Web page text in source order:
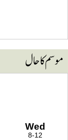
کا حال